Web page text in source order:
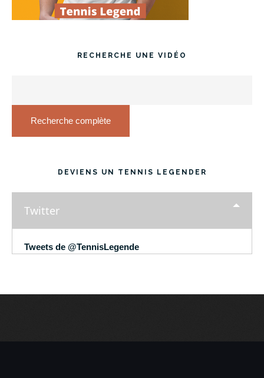
RECHERCHE UNE VIDÉO
Recherche complète
DEVIENS UN TENNIS LEGENDER
Twitter
Tweets de @TennisLegende